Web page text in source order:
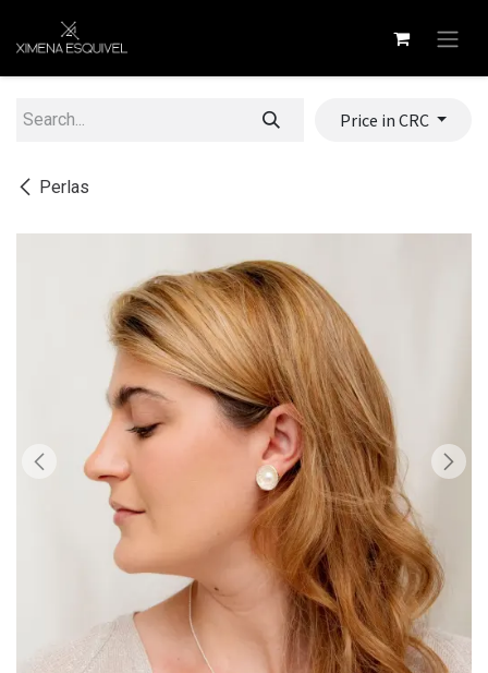
Perlas
Price in CRC